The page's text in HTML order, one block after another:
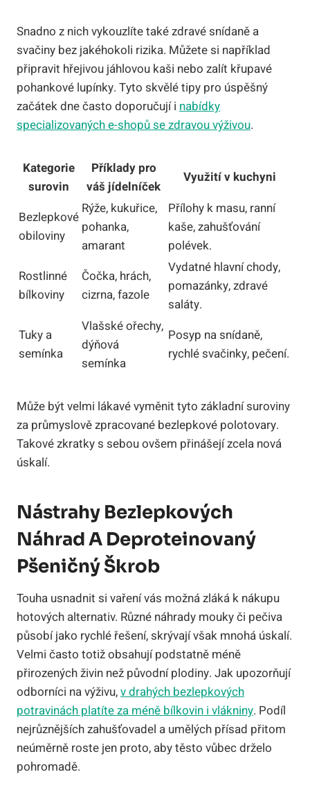
Snadno z nich vykouzlíte také zdravé snídaně a
svačiny bez jakéhokoli rizika. Můžete si například
připravit hřejivou jáhlovou kaši nebo zalít křupavé
pohankové lupínky. Tyto skvělé tipy pro úspěšný
začátek dne často doporučují i nabídky
specializovaných e-shopů se zdravou výživou.
Kategorie
surovin
Příklady pro
váš jídelníček
Využití v kuchyni
Bezlepkové
obiloviny
Rýže, kukuřice,
pohanka,
amarant
Přílohy k masu, ranní
kaše, zahušťování
polévek.
Rostlinné
bílkoviny
Čočka, hrách,
cizrna, fazole
Vydatné hlavní chody,
pomazánky, zdravé
saláty.
Tuky a
semínka
Vlašské ořechy,
dýňová
semínka
Posyp na snídaně,
rychlé svačinky, pečení.
Může být velmi lákavé vyměnit tyto základní suroviny
za průmyslově zpracované bezlepkové polotovary.
Takové zkratky s sebou ovšem přinášejí zcela nová
úskalí.
Nástrahy Bezlepkových
Náhrad A Deproteinovaný
Pšeničný Škrob
Touha usnadnit si vaření vás možná zláká k nákupu
hotových alternativ. Různé náhrady mouky či pečiva
působí jako rychlé řešení, skrývají však mnohá úskalí.
Velmi často totiž obsahují podstatně méně
přirozených živin než původní plodiny. Jak upozorňují
odborníci na výživu,v drahých bezlepkových
potravinách platíte za méně bílkovin i vlákniny. Podíl
nejrůznějších zahušťovadel a umělých přísad přitom
neúměrně roste jen proto, aby těsto vůbec drželo
pohromadě.